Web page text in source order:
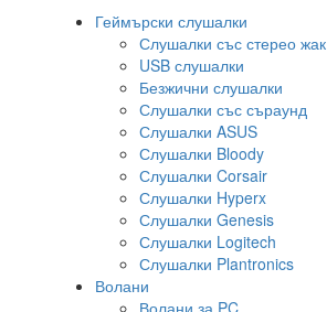
Геймърски слушалки
Слушалки със стерео жак
USB слушалки
Безжични слушалки
Слушалки със съраунд
Слушалки ASUS
Слушалки Bloody
Слушалки Corsair
Слушалки Hyperx
Слушалки Genesis
Слушалки Logitech
Слушалки Plantronics
Волани
Волани за PC